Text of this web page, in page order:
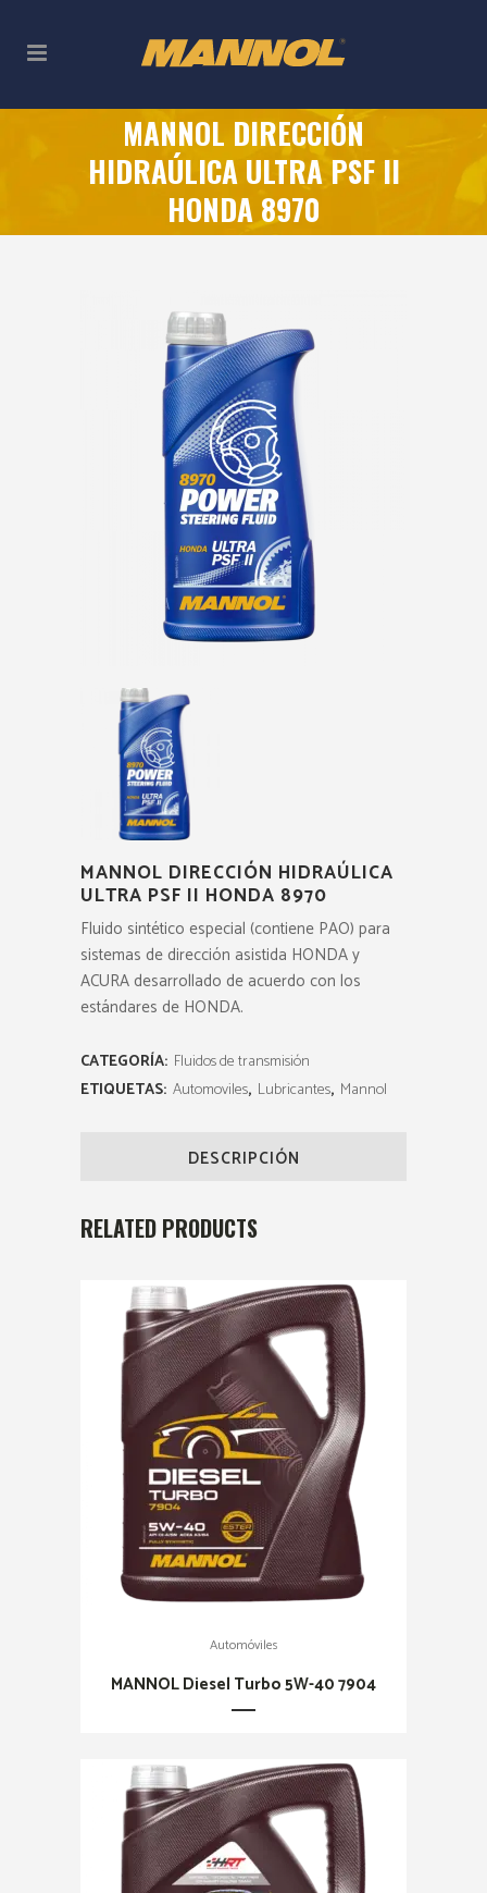
MANNOL DIRECCIÓN
HIDRAÚLICA ULTRA PSF II
HONDA 8970
MANNOL DIRECCIÓN HIDRAÚLICA
ULTRA PSF II HONDA 8970
Fluido sintético especial (contiene PAO) para
sistemas de dirección asistida HONDA y
ACURA desarrollado de acuerdo con los
estándares de HONDA.
CATEGORÍA: Fluidos de transmisión
ETIQUETAS: Automoviles, Lubricantes, Mannol
DESCRIPCIÓN
RELATED PRODUCTS
Automóviles
MANNOL Diesel Turbo 5W-40 7904